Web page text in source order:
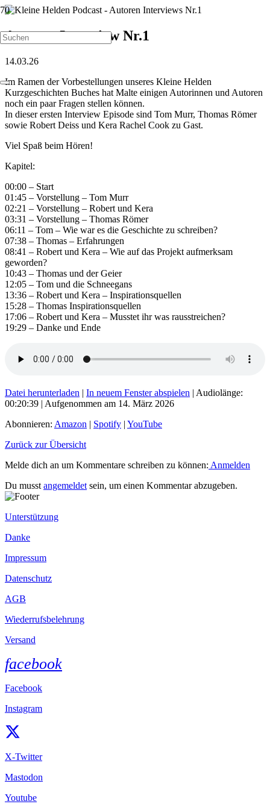
Autoren Interview Nr.1
14.03.26
Im Ramen der Vorbestellungen unseres Kleine Helden
Kurzgeschichten Buches hat Malte einigen Autorinnen und Autoren
noch ein paar Fragen stellen können.
In dieser ersten Interview Episode sind Tom Murr, Thomas Römer
sowie Robert Deiss und Kera Rachel Cook zu Gast.
Viel Spaß beim Hören!
Kapitel:
00:00 – Start
01:45 – Vorstellung – Tom Murr
02:21 – Vorstellung – Robert und Kera
03:31 – Vorstellung – Thomas Römer
06:11 – Tom – Wie war es die Geschichte zu schreiben?
07:38 – Thomas – Erfahrungen
08:41 – Robert und Kera – Wie auf das Projekt aufmerksam
geworden?
10:43 – Thomas und der Geier
12:05 – Tom und die Schneegans
13:36 – Robert und Kera – Inspirationsquellen
15:28 – Thomas Inspirationsquellen
17:06 – Robert und Kera – Musstet ihr was rausstreichen?
19:29 – Danke und Ende
Datei herunterladen | In neuem Fenster abspielen | Audiolänge:
00:20:39 | Aufgenommen am 14. März 2026
Abonnieren: Amazon | Spotify | YouTube
Zurück zur Übersicht
Melde dich an um Kommentare schreiben zu können: Anmelden
Du musst angemeldet sein, um einen Kommentar abzugeben.
Unterstützung
Danke
Impressum
Datenschutz
AGB
Wiederrufsbelehrung
Versand
facebook
Facebook
Instagram
X-Twitter
Mastodon
Youtube